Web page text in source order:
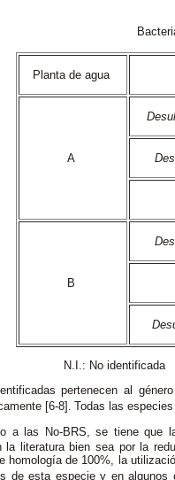
Planta de agua
A
B
identificada
pertenecen al género
[6-8]. Todas las
a las No-BRS, se tiene que
la literatura bien sea por la
homología de 100%, la
de esta especie y en